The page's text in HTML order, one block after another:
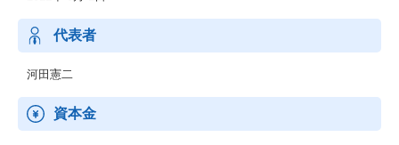
代表者
河田憲二
資本金